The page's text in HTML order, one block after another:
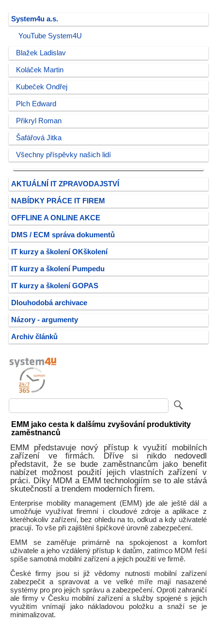
System4u a.s.
YouTube System4U
Blažek Ladislav
Koláček Martin
Kubeček Ondřej
Plch Edward
Přikryl Roman
Šafářová Jitka
Všechny příspěvky našich lidí
AKTUÁLNÍ IT ZPRAVODAJSTVÍ
NABÍDKY PRÁCE IT FIREM
OFFLINE A ONLINE AKCE
DMS / ECM správa dokumentů
IT kurzy a školení OKškolení
IT kurzy a školení Pumpedu
IT kurzy a školení GOPAS
Dlouhodobá archivace
Názory - argumenty
Archiv článků
EMM jako cesta k dalšímu zvyšování produktivity
zaměstnanců
EMM představuje nový přístup k využití mobilních
zařízení ve firmách. Dříve si nikdo nedovedl
představit, že se bude zaměstnancům jako benefit
nabízet možnost použití jejich vlastních zařízení v
práci. Díky MDM a EMM technologiím se to ale stává
skutečností a trendem moderních firem.
Enterprise mobility management (EMM) jde ale ještě dál a
umožňuje využívat firemní i cloudové zdroje a aplikace z
kteréhokoliv zařízení, bez ohledu na to, odkud a kdy uživatelé
pracují. To vše při zajištění špičkové úrovně zabezpečení.
EMM se zaměřuje primárně na spokojenost a komfort
uživatele a jeho vzdálený přístup k datům, zatímco MDM řeší
spíše samotná mobilní zařízení a jejich použití ve firmě.
České firmy jsou si již vědomy nutnosti mobilní zařízení
zabezpečit a spravovat a ve velké míře mají nasazené
systémy pro pro jejich správu a zabezpečení. Oproti zahraničí
ale firmy v Česku mobilní zařízení a služby spojené s jejich
využitím vnímají jako nákladovou položku a snaží se je
minimalizovat.